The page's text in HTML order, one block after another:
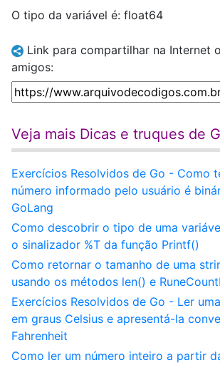
O tipo da variável é: float64
Link para compartilhar na Internet
amigos:
Veja mais Dicas e truques de
Exercícios Resolvidos de Go - Como
número informado pelo usuário é
GoLang
Como descobrir o tipo de uma
o sinalizador %T da função Printf()
Como retornar o tamanho de uma
usando os métodos len() e
Exercícios Resolvidos de Go - Ler
em graus Celsius e apresentá-la
Fahrenheit
Como ler um número inteiro a partir